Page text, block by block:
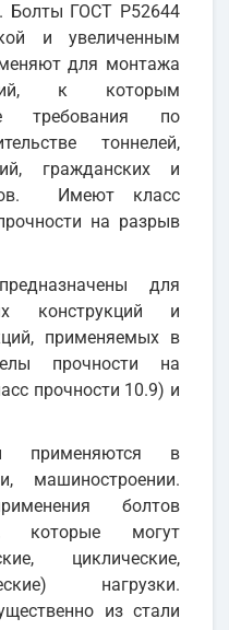
Болты ГОСТ Р52644
и увеличенным
для монтажа
к которым
требования по
тоннелей,
гражданских и
Имеют класс
на разрыв
для
конструкций и
применяемых в
прочности на
прочности 10.9) и
применяются в
машиностроении.
болтов
которые могут
циклические,
нагрузки.
из стали